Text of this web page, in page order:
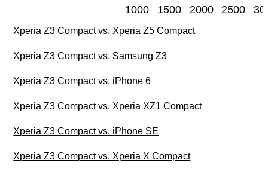
1000 1500 2000 2500
Xperia Z3 Compact vs. Xperia Z5 Compact
Xperia Z3 Compact vs. Samsung Z3
Xperia Z3 Compact vs. iPhone 6
Xperia Z3 Compact vs. Xperia XZ1 Compact
Xperia Z3 Compact vs. iPhone SE
Xperia Z3 Compact vs. Xperia X Compact